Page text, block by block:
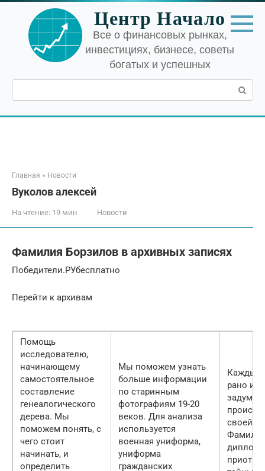
Перейти
контенту
Центр Начало
Все о финансовых рынках,
инвестициях, бизнесе, советы
богатых и успешных
Поиск:
Главная » Новости
Вуколов алексей
На чтение: 19 мин Новости
Фамилия Борзилов в архивных записях
Победители.РУбесплатно
Перейти к архивам
Помощь
исследователю,
начинающему
самостоятельное
составление
генеалогического
дерева. Мы
поможем понять, с
чего стоит
начинать, и
определить
Мы поможем узнать
больше информации
по старинным
фотографиям 19-20
веков. Для анализа
используется
военная униформа,
униформа
гражданских
Каждый
рано
своей
диплом